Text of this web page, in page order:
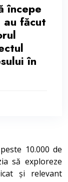
începe
făcut
în
10.000 de
să exploreze
și relevant